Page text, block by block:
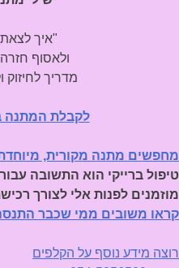
"איך
ולאסוף
מדריך
לקבלת המתנה
מחפשים מתנה מקורית,
טיפול ברייקי הוא התשובה
מוזמנים לפנות אלי לצורך
קראו משובים ממי שכבר
רוצה מידע נוסף על הקלפים